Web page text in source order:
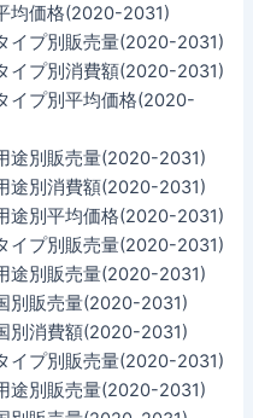
均価格(2020-2031)
イプ別販売量(2020-2031)
イプ別消費額(2020-2031)
イプ別平均価格(2020-
途別販売量(2020-2031)
途別消費額(2020-2031)
途別平均価格(2020-2031)
イプ別販売量(2020-2031)
途別販売量(2020-2031)
別販売量(2020-2031)
別消費額(2020-2031)
イプ別販売量(2020-2031)
途別販売量(2020-2031)